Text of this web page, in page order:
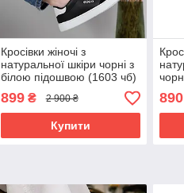
Кросівки жіночі з
натуральної шкіри чорні з
білою підошвою (1603 чб)
899₴ 2 900 ₴
Купити
890